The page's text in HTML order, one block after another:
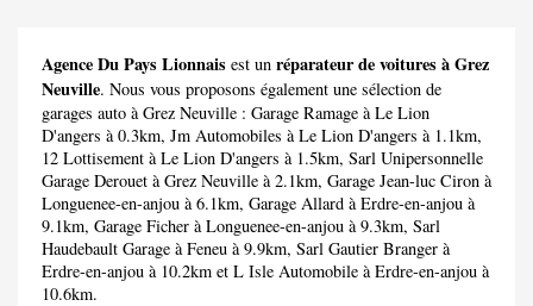
Agence Du Pays Lionnais est un réparateur de voitures à Grez
Neuville. Nous vous proposons également une sélection de
garages auto à Grez Neuville : Garage Ramage à Le Lion
D'angers à 0.3km, Jm Automobiles à Le Lion D'angers à 1.1km,
12 Lottisement à Le Lion D'angers à 1.5km, Sarl Unipersonnelle
Garage Derouet à Grez Neuville à 2.1km, Garage Jean-luc Ciron à
Longuenee-en-anjou à 6.1km, Garage Allard à Erdre-en-anjou à
9.1km, Garage Ficher à Longuenee-en-anjou à 9.3km, Sarl
Haudebault Garage à Feneu à 9.9km, Sarl Gautier Branger à
Erdre-en-anjou à 10.2km et L Isle Automobile à Erdre-en-anjou à
10.6km.